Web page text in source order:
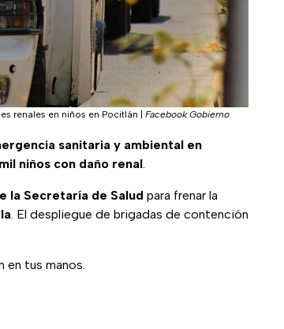
renales en niños en Pocitlán
Facebook Gobierno
sanitaria y ambiental en
niños con daño renal.
la Secretaría de Salud para frenar la
. El despliegue de brigadas de contención
en tus manos.